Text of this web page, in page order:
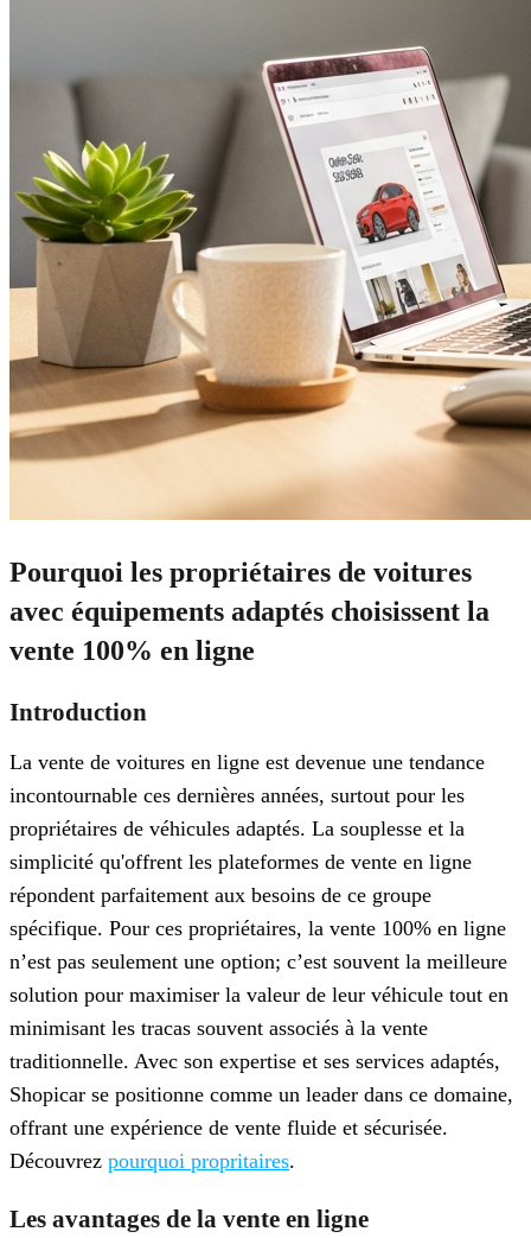
Pourquoi les propriétaires de voitures
avec équipements adaptés choisissent la
vente 100% en ligne
Introduction
La vente de voitures en ligne est devenue une tendance
incontournable ces dernières années, surtout pour les
propriétaires de véhicules adaptés. La souplesse et la
simplicité qu'offrent les plateformes de vente en ligne
répondent parfaitement aux besoins de ce groupe
spécifique. Pour ces propriétaires, la vente 100% en ligne
n’est pas seulement une option; c’est souvent la meilleure
solution pour maximiser la valeur de leur véhicule tout en
minimisant les tracas souvent associés à la vente
traditionnelle. Avec son expertise et ses services adaptés,
Shopicar se positionne comme un leader dans ce domaine,
offrant une expérience de vente fluide et sécurisée.
Découvrez pourquoi propritaires.
Les avantages de la vente en ligne